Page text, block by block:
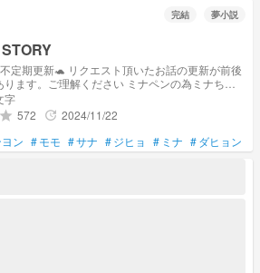
完結 夢小説
定期更新🐢 リクエスト頂いたお話の更新が前後
ます。ご理解ください ミナペンの為ミナちゃ
字
grade 572 update 2024/11/22
ン #モモ #サナ #ジヒョ # ミナ #ダヒョン